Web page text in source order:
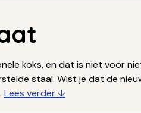
koks, en dat is niet voor
staal. Wist je dat de
Lees verder ↓